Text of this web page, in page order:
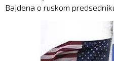
Bajdena o ruskom